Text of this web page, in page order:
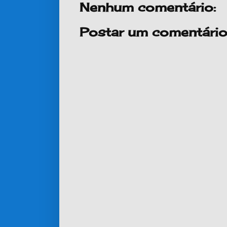
Nenhum comentário:
Postar um comentário